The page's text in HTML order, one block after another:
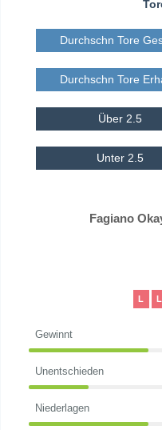
Durchschn Tore
Durchschn Tore
Über 2.5
Unter 2.5
Fagiano
L L
Gewinnt
Unentschieden
Niederlagen